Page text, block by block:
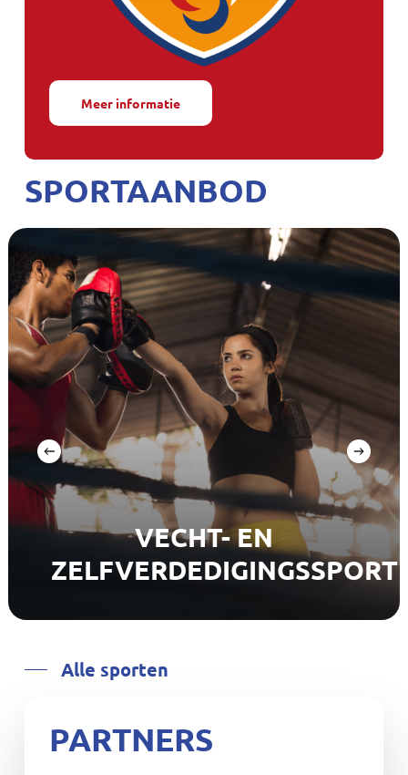
Meer informatie
SPORTAANBOD
VECHT- EN
ZELFVERDEDIGINGSSPORT
Alle sporten
PARTNERS